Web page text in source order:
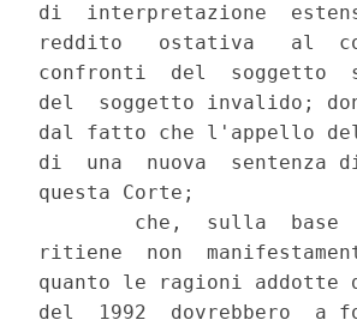
di  interpretazione
reddito   ostativa   al
confronti  del  soggetto
del  soggetto invalido;
dal fatto che l'appello
di  una  nuova
questa Corte;
che,  sulla  base
ritiene  non
quanto le ragioni addotte
del  1992  dovrebbero  a